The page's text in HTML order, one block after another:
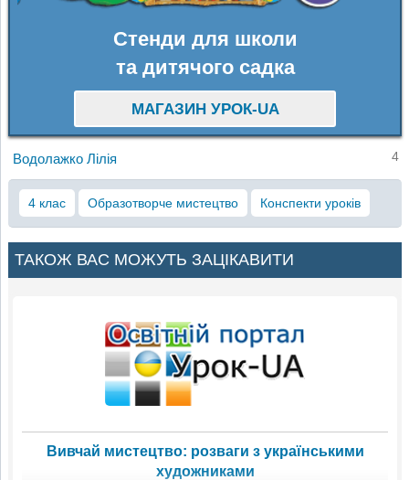
Стенди для школи
та дитячого садка
МАГАЗИН УРОК-UA
Водолажко Лілія 4
4 клас Образотворче мистецтво Конспекти уроків
ТАКОЖ ВАС МОЖУТЬ ЗАЦІКАВИТИ
Вивчай мистецтво: розваги з українськими
художниками